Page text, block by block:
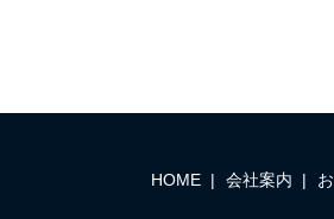
HOME 会社案内